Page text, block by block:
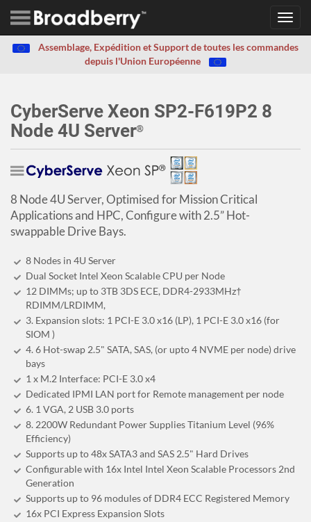
Assemblage, Expédition et Support de toutes les commandes
depuis l'Union Européenne
CyberServe Xeon SP2-F619P2 8
Node 4U Server®
8 Node 4U Server, Optimised for Mission Critical
Applications and HPC, Configure with 2.5” Hot-
swappable Drive Bays.
8 Nodes in 4U Server
Dual Socket Intel Xeon Scalable CPU per Node
12 DIMMs; up to 3TB 3DS ECE, DDR4-2933MHz†
RDIMM/LRDIMM,
3. Expansion slots: 1 PCI-E 3.0 x16 (LP), 1 PCI-E 3.0 x16 (for
SIOM )
4. 6 Hot-swap 2.5" SATA, SAS, (or upto 4 NVME per node) drive
bays
1 x M.2 Interface: PCI-E 3.0 x4
Dedicated IPMI LAN port for Remote management per node
6. 1 VGA, 2 USB 3.0 ports
8. 2200W Redundant Power Supplies Titanium Level (96%
Efficiency)
Supports up to 48x SATA3 and SAS 2.5" Hard Drives
Configurable with 16x Intel Intel Xeon Scalable Processors 2nd
Generation
Supports up to 96 modules of DDR4 ECC Registered Memory
16x PCI Express Expansion Slots